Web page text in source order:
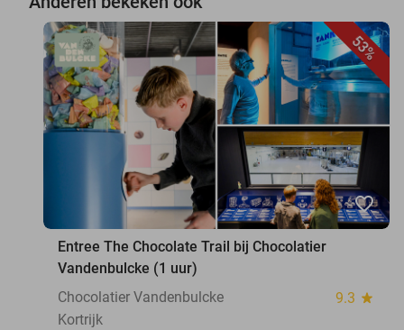
53%
favorite_border
Entree The Chocolate Trail bij Chocolatier
Vandenbulcke (1 uur)
Chocolatier Vandenbulcke
9.3 star
Kortrijk